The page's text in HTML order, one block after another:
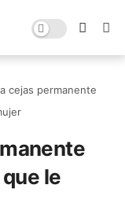
cejas permanente
le